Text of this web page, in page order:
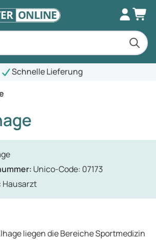
Schnelle Lieferung
Unico-Code: 07173
Hausarzt
liegen die Bereiche Sportmedizin